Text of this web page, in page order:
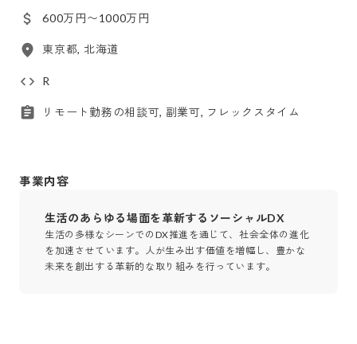
600万円〜1000万円
東京都, 北海道
R
リモート勤務の相談可, 副業可, フレックスタイム
事業内容
生活のあらゆる場面を革新するソーシャルDX
生活の多様なシーンでのDX推進を通じて、社会全体の進化
を加速させています。人が生み出す価値を増幅し、豊かな
未来を創出する革新的な取り組みを行っています。